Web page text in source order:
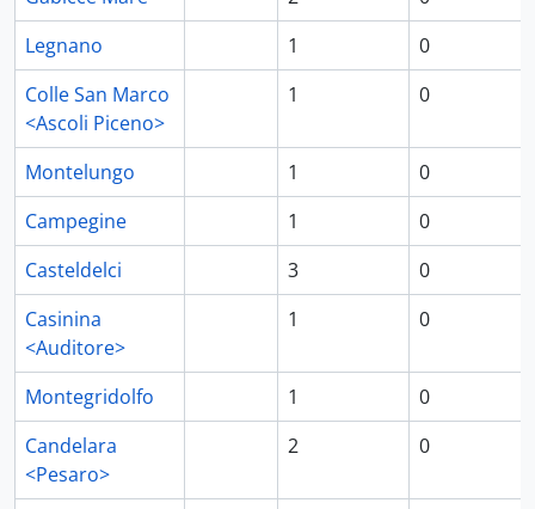
Legnano
1
0
Colle San Marco
<Ascoli Piceno>
1 0
Montelungo 1
0
Campegine
1
0
Casteldelci
3
0
Casinina
<Auditore>
1 0
Montegridolfo 1
0
Candelara
<Pesaro>
2 0